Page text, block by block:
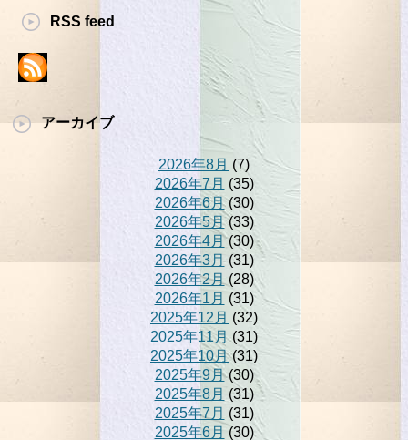
RSS feed
アーカイブ
2026年8月 (7)
2026年7月 (35)
2026年6月(30)
2026年5月(33)
2026年4月(30)
2026年3月(31)
2026年2月 (28)
2026年1月 (31)
2025年12月 (32)
2025年11月(31)
2025年10月(31)
2025年9月(30)
2025年8月 (31)
2025年7月 (31)
2025年6月 (30)